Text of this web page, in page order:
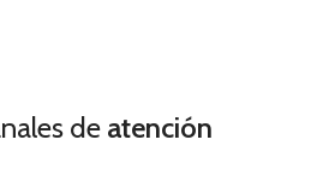
de atención